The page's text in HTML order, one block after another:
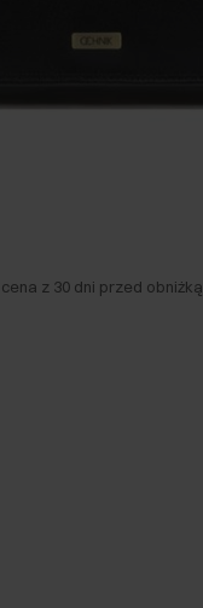
z 30 dni przed obniżką